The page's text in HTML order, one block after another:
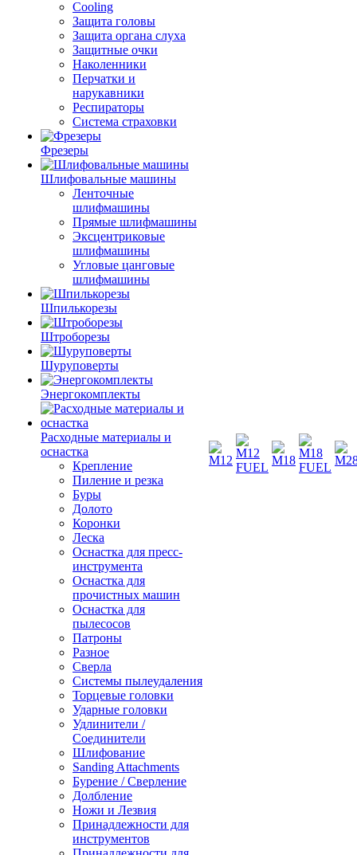
Cooling
Защита головы
Защита органа слуха
Защитные очки
Наколенники
Перчатки и
нарукавники
Респираторы
Система страховки
Фрезеры
Шлифовальные машины
Ленточные
шлифмашины
Прямые шлифмашины
Эксцентриковые
шлифмашины
Угловые цанговые
шлифмашины
Шпилькорезы
Штроборезы
Шуруповерты
Энергокомплекты
Расходные материалы и
оснастка
Крепление
Пиление и резка
Буры
Долото
Коронки
Леска
Оснастка для пресс-
инструмента
Оснастка для
прочистных машин
Оснастка для
пылесосов
Патроны
Разное
Сверла
Системы пылеудаления
Торцевые головки
Ударные головки
Удлинители /
Соединители
Шлифование
Sanding Attachments
Бурение / Сверление
Долбление
Ножи и Лезвия
Принадлежности для
инструментов